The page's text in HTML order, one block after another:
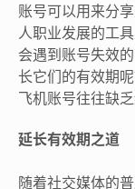
账号可以用来分
人职业发展的工
会遇到账号失效
长它们的有效期
飞机账号往往缺
延长有效期之道
随着社交媒体的